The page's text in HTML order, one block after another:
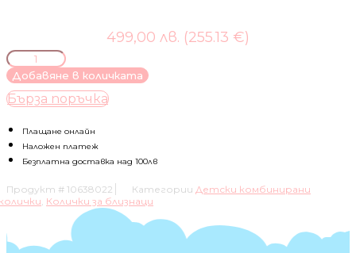
499,00 лв. (255.13 €)
количество
за
Кош
за
за
количка
Anex
Добавяне в количката
Бърза поръчка
Плащане онлайн
Наложен платеж
Безплатна доставка над 100лв
Продукт # 10638022 Категории Детски комбинирани
, Колички за близнаци